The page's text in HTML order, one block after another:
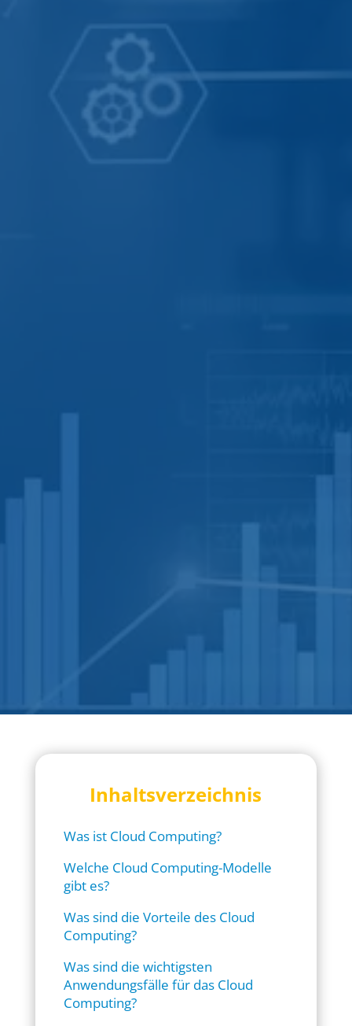
Inhaltsverzeichnis
Was ist Cloud Computing?
Welche Cloud Computing-Modelle
gibt es?
Was sind die Vorteile des Cloud
Computing?
Was sind die wichtigsten
Anwendungsfälle für das Cloud
Computing?